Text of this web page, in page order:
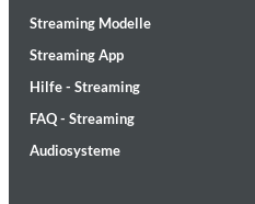
Streaming Modelle
Streaming App
Hilfe - Streaming
FAQ - Streaming
Audiosysteme